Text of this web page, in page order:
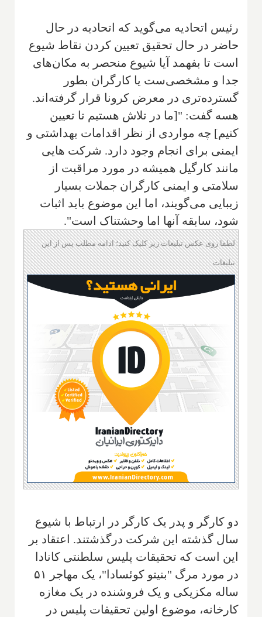
رئیس اتحادیه می‌گوید که اتحادیه در حال
حاضر در حال تحقیق تعیین کردن نقاط شیوع
است تا بفهمد آیا شیوع منحصر به مکان‌های
جدا و مشخصی‌ست یا کارگران بطور
گسترده‌تری در معرض کرونا قرار گرفته‌اند.
هسه گفت: "[ما در تلاش هستیم تا تعیین
کنیم] چه مواردی از نظر اقدامات بهداشتی و
ایمنی برای انجام وجود دارد. شرکت هایی
مانند کارگیل همیشه در مورد مراقبت از
سلامتی و ایمنی کارگران جملات بسیار
زیبایی می‌گویند، اما این موضوع باید اثبات
شود، سابقه آنها اما وحشتناک است".
لطفا روی عکس تبلیغات زیر کلیک کنید؛ ادامه مطلب پس از این
تبلیغات
دو کارگر و پدر یک کارگر در ارتباط با شیوع
سال گذشته این شرکت درگذشتند. اعتقاد بر
این است که تحقیقات پلیس سلطنتی کانادا
در مورد مرگ "بنیتو کوئسادا"، یک مهاجر ۵۱
ساله مکزیکی و یک فروشنده در یک مغازه
کارخانه، موضوع اولین تحقیقات پلیس در